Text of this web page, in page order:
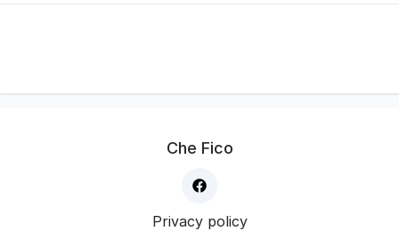
Che Fico
Privacy policy